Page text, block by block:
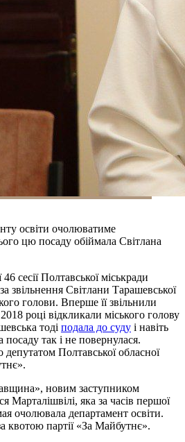
освіти очолюватиме
цю посаду обіймала Світлана
сесії Полтавської міськради
звільнення Світлани Тарашевської
голови. Вперше її звільнили
році відкликали міського голову
тоді подала до суду і навіть
так і не повернулася.
депутатом Полтавської обласної
новим заступником
Марталішвілі, яка за часів першої
очолювала департамент освіти.
квотою партії «За Майбутнє».